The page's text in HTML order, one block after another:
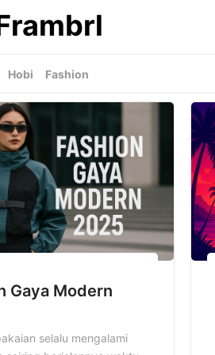
Hobi Fashion
Gaya Modern
selalu mengalami